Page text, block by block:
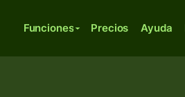
Funciones Precios Ayuda